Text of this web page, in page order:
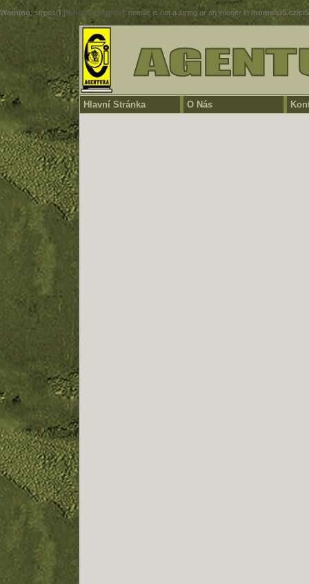
Warning: strpos() [function.strpos]: needle is not a string or an integer in/home/ci5.cz/
Hlavní Stránka O Nás